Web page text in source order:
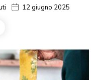
12 giugno 2025